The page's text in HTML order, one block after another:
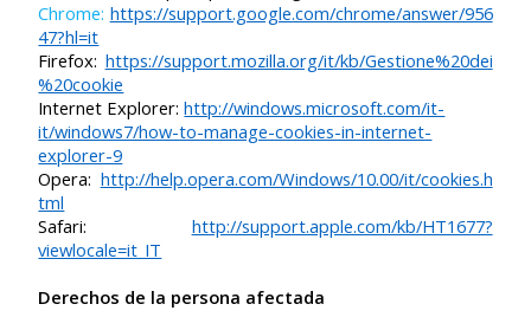
Chrome: https://support.google.com/chrome/answer/956
47?hl=it
Firefox: https://support.mozilla.org/it/kb/Gestione%20dei
%20cookie
Internet Explorer:http://windows.microsoft.com/it-
it/windows7/how-to-manage-cookies-in-internet-
explorer-9
Opera: http://help.opera.com/Windows/10.00/it/cookies.h
tml
Safari: http://support.apple.com/kb/HT1677?
viewlocale=it_IT
Derechos de la persona afectada